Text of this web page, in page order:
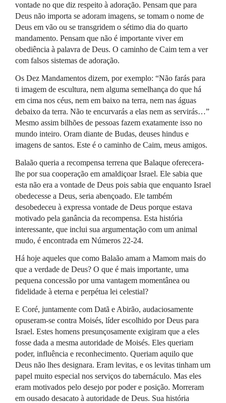
vontade no que diz respeito à adoração. Pensam que para
Deus não importa se adoram imagens, se tomam o nome de
Deus em vão ou se transgridem o sétimo dia do quarto
mandamento. Pensam que não é importante viver em
obediência à palavra de Deus. O caminho de Caim tem a ver
com falsos sistemas de adoração.
Os Dez Mandamentos dizem, por exemplo: “Não farás para
ti imagem de escultura, nem alguma semelhança do que há
em cima nos céus, nem em baixo na terra, nem nas águas
debaixo da terra. Não te encurvarás a elas nem as servirás…”
Mesmo assim bilhões de pessoas fazem exatamente isso no
mundo inteiro. Oram diante de Budas, deuses hindus e
imagens de santos. Este é o caminho de Caim, meus amigos.
Balaão queria a recompensa terrena que Balaque oferecera-
lhe por sua cooperação em amaldiçoar Israel. Ele sabia que
esta não era a vontade de Deus pois sabia que enquanto Israel
obedecesse a Deus, seria abençoado. Ele também
desobedeceu à expressa vontade de Deus porque estava
motivado pela ganância da recompensa. Esta história
interessante, que inclui sua argumentação com um animal
mudo, é encontrada em Números 22-24.
Há hoje aqueles que como Balaão amam a Mamom mais do
que a verdade de Deus? O que é mais importante, uma
pequena concessão por uma vantagem momentânea ou
fidelidade à eterna e perpétua lei celestial?
E Coré, juntamente com Datã e Abirão, audaciosamente
opuseram-se contra Moisés, líder escolhido por Deus para
Israel. Estes homens presunçosamente exigiram que a eles
fosse dada a mesma autoridade de Moisés. Eles queriam
poder, influência e reconhecimento. Queriam aquilo que
Deus não lhes designara. Eram levitas, e os levitas tinham um
papel muito especial nos serviços do tabernáculo. Mas eles
eram motivados pelo desejo por poder e posição. Morreram
em ousado desacato à autoridade de Deus. Sua história